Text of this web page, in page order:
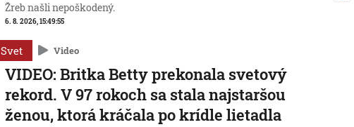
Žreb našli nepoškodený.
6. 8. 2026, 15:49:55
Svet Video
VIDEO: Britka Betty prekonala svetový
rekord. V 97 rokoch sa stala najstaršou
ženou, ktorá kráčala po krídle lietadla